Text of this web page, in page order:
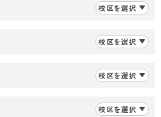
校区を選択
校区を選択
校区を選択
校区を選択